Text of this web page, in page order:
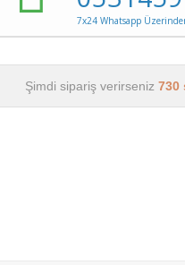
7x24 Whatsapp
Şimdi sipariş verirseniz 730